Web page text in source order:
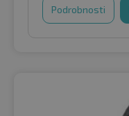
Podrobnosti